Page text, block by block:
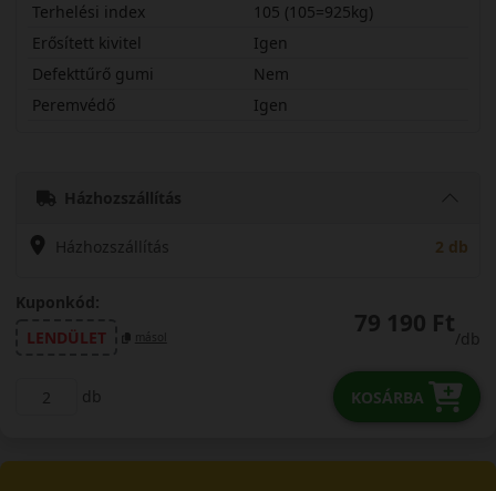
Terhelési index
105 (105=925kg)
Erősített kivitel
Igen
Defekttűrő gumi
Nem
Peremvédő
Igen
Házhozszállítás
Házhozszállítás 2 db
Kuponkód:
LENDÜLET
másol 79 190 Ft
/db
db KOSÁRBA